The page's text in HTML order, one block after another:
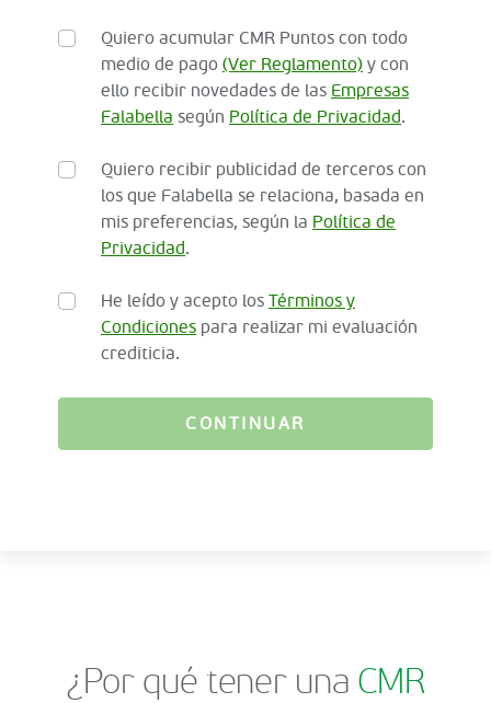
Quiero acumular CMR Puntos con todo
medio de pago (Ver Reglamento) y con
ello recibir novedades de las Empresas
Falabella según Política de Privacidad.
Quiero recibir publicidad de terceros con
los que Falabella se relaciona, basada en
mis preferencias, según la Política de
Privacidad.
He leído y acepto los Términos y
Condiciones para realizar mi evaluación
crediticia.
CONTINUAR
¿Por qué tener una CMR